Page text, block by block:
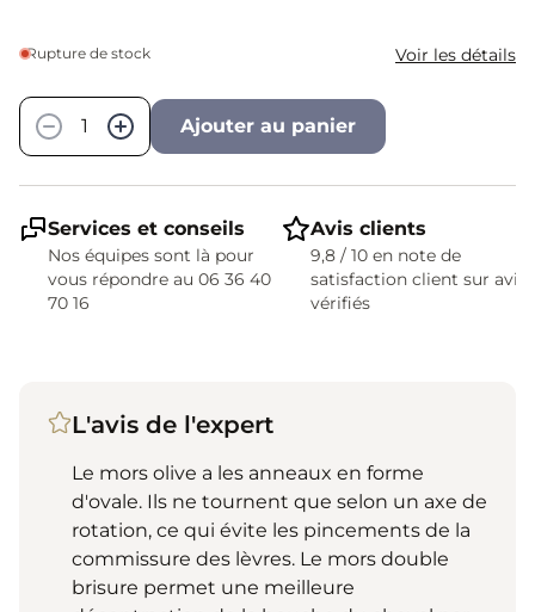
Rupture de stock Voir les détails
−
+ Ajouter au panier
Services et conseils
Nos équipes sont là pour
vous répondre au 06 36 40
70 16
Avis clients
9,8 / 10 en note de
satisfaction client sur avis
vérifiés
L'avis de l'expert
Le mors olive a les anneaux en forme
d'ovale. Ils ne tournent que selon un axe de
rotation, ce qui évite les pincements de la
commissure des lèvres. Le mors double
brisure permet une meilleure